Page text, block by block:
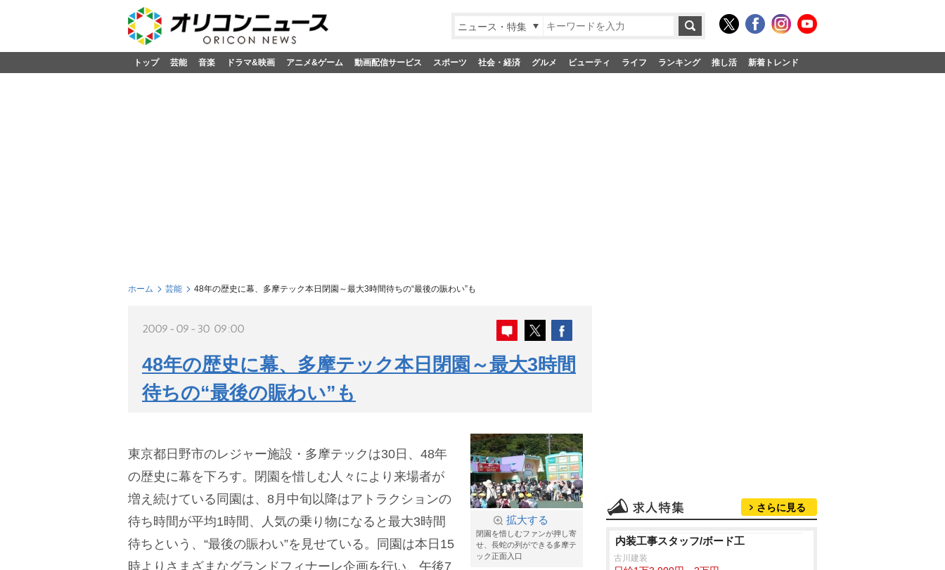
ニュース・特集
トップ 芸能 音楽 ドラマ&映画 アニメ&ゲーム 動画配信サービス スポーツ 社会・経済 グルメ ビューティ ライフ ランキング 推し活 新着トレンド
ホーム 芸能 48年の歴史に幕、多摩テック本日閉園～最大3時間待ちの“最後の賑わい”も
2009-09-30 09:00
48年の歴史に幕、多摩テック本日閉園～最大3時間
待ちの“最後の賑わい”も
拡大する
閉園を惜しむファンが押し寄
せ、長蛇の列ができる多摩テ
ック正面入口
東京都日野市のレジャー施設・多摩テックは30日、48年
の歴史に幕を下ろす。閉園を惜しむ人々により来場者が
増え続けている同園は、8月中旬以降はアトラクションの
待ち時間が平均1時間、人気の乗り物になると最大3時間
待ちという、“最後の賑わい”を見せている。同園は本日15
時よりさまざまなグランドフィナーレ企画を行い、午後7
さらに見る
内装工事スタッフ/ボード工
古川建装